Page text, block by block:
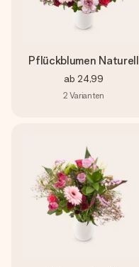
Pflückblumen Naturell
ab 24,99
2 Varianten